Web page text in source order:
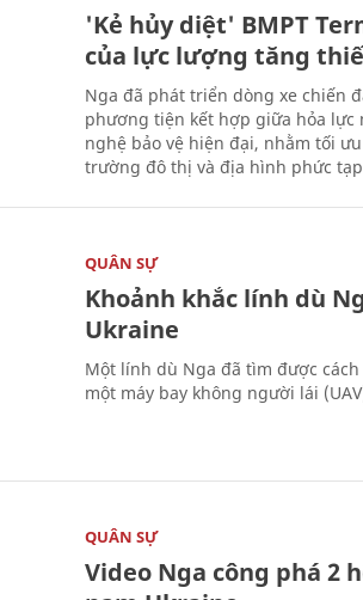
'Kẻ hủy diệt' BMPT
của lực lượng tăng
Nga đã phát triển dòng xe chiến
phương tiện kết hợp giữa hỏa lực
nghệ bảo vệ hiện đại, nhằm tối
trường đô thị và địa hình phức
QUÂN SỰ
Khoảnh khắc lính dù
Ukraine
Một lính dù Nga đã tìm được
một máy bay không người lái
QUÂN SỰ
Video Nga công phá 2